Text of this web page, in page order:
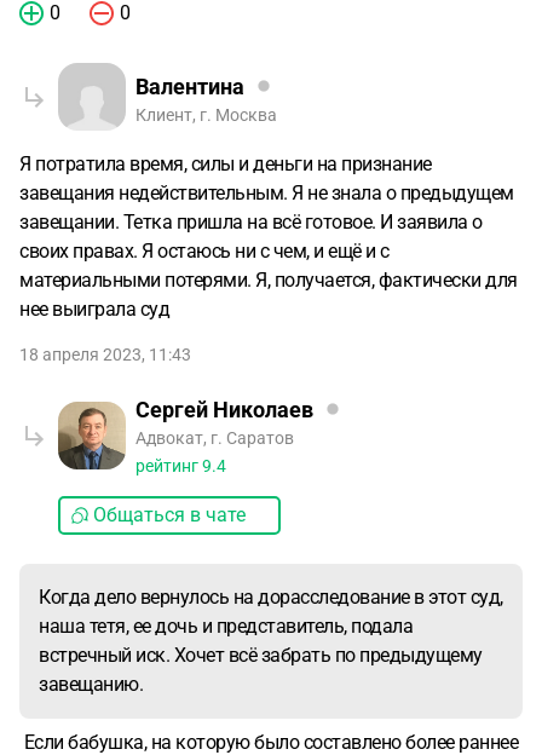
0 0
Валентина
Клиент, г. Москва
Я потратила время, силы и деньги на признание
завещания недействительным. Я не знала о предыдущем
завещании. Тетка пришла на всё готовое. И заявила о
своих правах. Я остаюсь ни с чем, и ещё и с
материальными потерями. Я, получается, фактически для
нее выиграла суд
18 апреля 2023, 11:43
Сергей Николаев
Адвокат, г. Саратов
рейтинг9.4
Общаться в чате
Когда дело вернулось на дорасследование в этот суд,
наша тетя, ее дочь и представитель, подала
встречный иск. Хочет всё забрать по предыдущему
завещанию.
Если бабушка, на которую было составлено более раннее